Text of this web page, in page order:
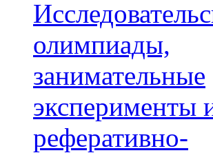
олимпиады,
занимательные
эксперименты
реферативно-